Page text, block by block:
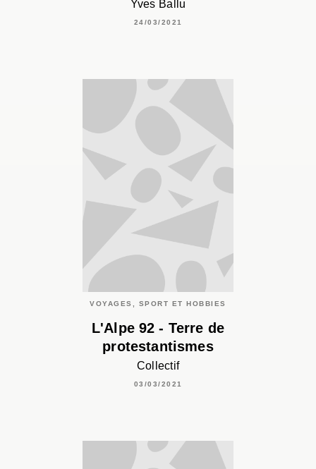
Yves Ballu
24/03/2021
VOYAGES, SPORT ET HOBBIES
L'Alpe 92 - Terre de
protestantismes
Collectif
03/03/2021